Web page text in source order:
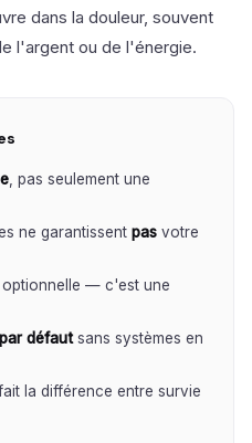
dans la douleur, souvent
l'argent ou de l'énergie.
, pas seulement une
ne garantissent pas votre
— c'est une
défautsans systèmes en
la différence entre survie